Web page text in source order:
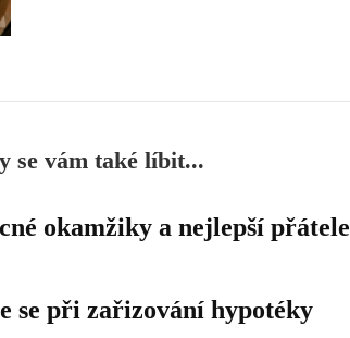
se vám také líbit...
okamžiky a nejlepší přátele
se při zařizování hypotéky